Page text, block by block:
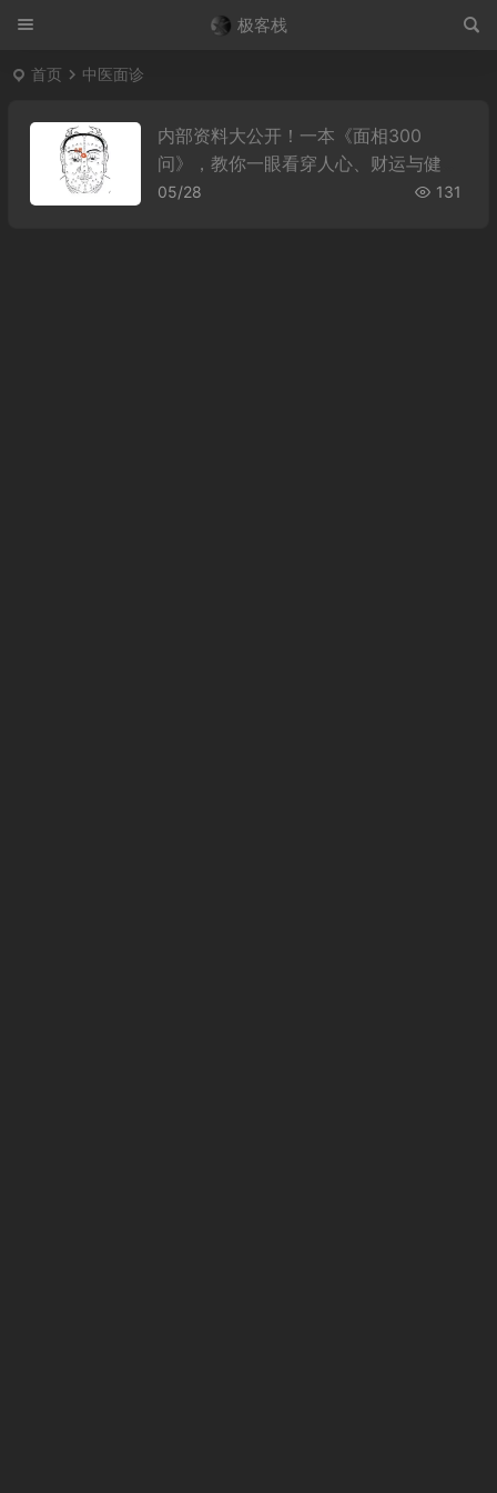
极客栈
首页 中医面诊
内部资料大公开！一本《面相300
问》，教你一眼看穿人心、财运与健
康！
05/28 131